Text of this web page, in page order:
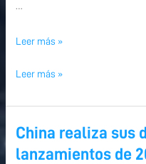
…
Leer más »
Leer más »
China realiza sus
lanzamientos de
China
realiza
China
realiza